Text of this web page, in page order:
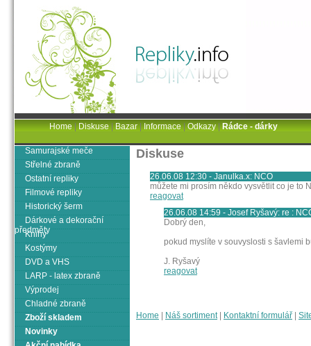
Diskuse
26.06.08 12:30 - Janulka.x: NCO
můžete mi prosím někdo vysvětlit co je to
reagovat
26.06.08 14:59 - Josef Ryšavý: re :
Dobrý den,
pokud myslíte v souvyslosti s šavlemi
J. Ryšavý
reagovat
Home Náš sortiment| Kontaktní formulář
Samurajské meče
Střelné zbraně
Ostatní repliky
Filmové repliky
Historický šerm
Dárkové a dekorační
předměty
Knihy
Kostýmy
DVD a VHS
LARP - latex zbraně
Výprodej
Chladné zbraně
Zboží skladem
Novinky
Home|Diskuse|Bazar|Informace|Odkazy|Rádce - dárky